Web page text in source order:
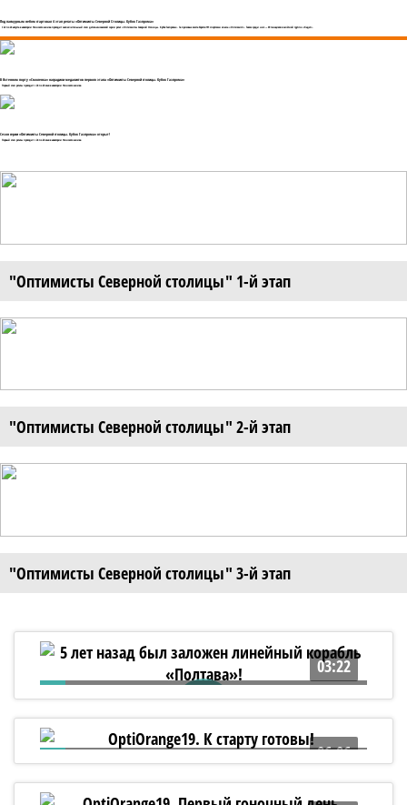
Под пасмурным небом стартовал 4 этап регаты «Оптимисты Северной Столицы. Кубок Газпрома»
С 22 по 24 августа в акватории Финского залива проходит заключительный этап детско-юношеской серии регат «Оптимисты Северной Столицы. Кубок Газпрома». За призовые места борется 191 спортсмен класса «Оптимист». Также среди них — 69 гонщиков в зачётной группе «Кадет».
В Яхтенном порту «Смоленка» наградили медалистов первого этапа «Оптимисты Северной столицы. Кубок Газпрома»
Первый этап регаты проходит с 24 по 26 мая в акватории Финского залива
Сезон серии «Оптимисты Северной столицы. Кубок Газпрома» открыт!
Первый этап регаты проходит с 24 по 26 мая в акватории Финского залива
"Оптимисты Северной столицы" 1-й этап
"Оптимисты Северной столицы" 2-й этап
"Оптимисты Северной столицы" 3-й этап
03:22
5 лет назад был заложен линейный
корабль «Полтава»!
06:06
OptiOrange19. К старту готовы!